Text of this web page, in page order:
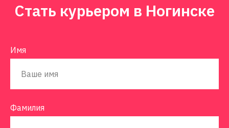
Стать курьером в Ногинске
Имя
Фамилия